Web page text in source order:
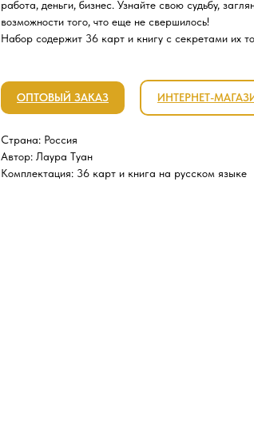
работа, деньги, бизнес. Узнайте свою судьбу,
возможности того, что еще не свершилось!
Набор содержит 36 карт и книгу с секретами их
ОПТОВЫЙ ЗАКАЗ ИНТЕРНЕТ-
Страна: Россия
Автор: Лаура Туан
Комплектация: 36 карт и книга на русском языке